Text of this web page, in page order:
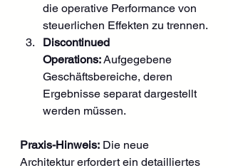
die operative Performance von
steuerlichen Effekten zu trennen.
Discontinued
Operations: Aufgegebene
Geschäftsbereiche, deren
Ergebnisse separat dargestellt
werden müssen.
Praxis-Hinweis: Die neue
Architektur erfordert ein detailliertes